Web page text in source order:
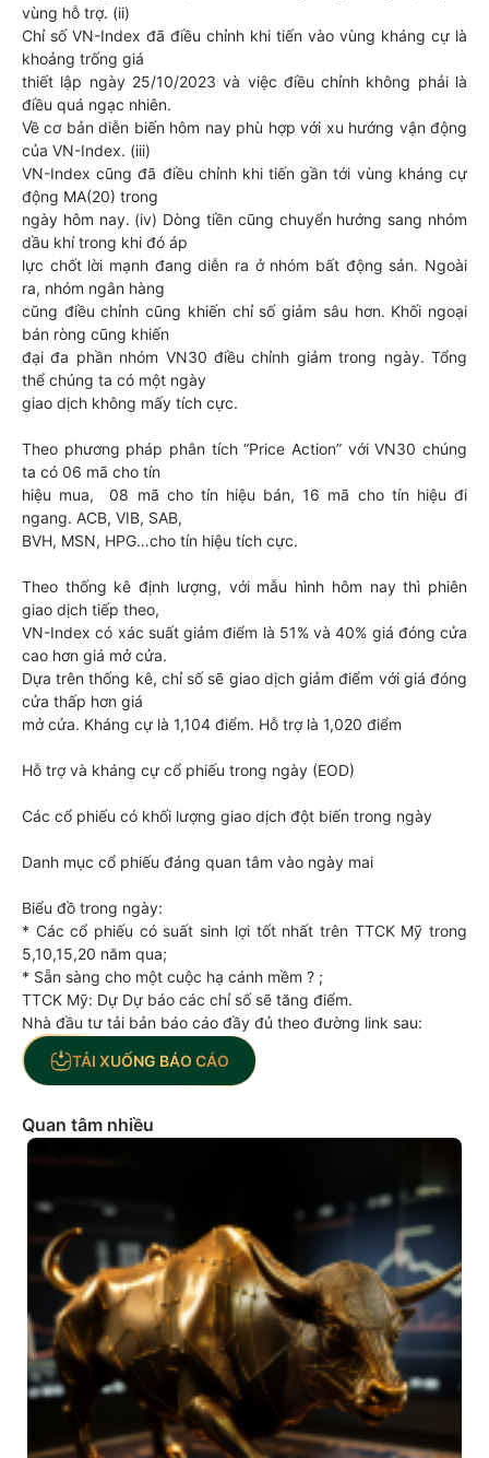
vùng hỗ trợ. (ii)
Chỉ số VN-Index đã điều chỉnh khi tiến vào vùng kháng cự là
khoảng trống giá
thiết lập ngày 25/10/2023 và việc điều chỉnh không phải là
điều quá ngạc nhiên.
Về cơ bản diễn biến hôm nay phù hợp với xu hướng vận động
của VN-Index. (iii)
VN-Index cũng đã điều chỉnh khi tiến gần tới vùng kháng cự
động MA(20) trong
ngày hôm nay. (iv) Dòng tiền cũng chuyển hướng sang nhóm
dầu khí trong khi đó áp
lực chốt lời mạnh đang diễn ra ở nhóm bất động sản. Ngoài
ra, nhóm ngân hàng
cũng điều chỉnh cũng khiến chỉ số giảm sâu hơn. Khối ngoại
bán ròng cũng khiến
đại đa phần nhóm VN30 điều chỉnh giảm trong ngày. Tổng
thể chúng ta có một ngày
giao dịch không mấy tích cực.
Theo phương pháp phân tích “Price Action” với VN30 chúng
ta có 06 mã cho tín
hiệu mua, 08 mã cho tín hiệu bán, 16 mã cho tín hiệu đi
ngang. ACB, VIB, SAB,
BVH, MSN, HPG…cho tín hiệu tích cực.
Theo thống kê định lượng, với mẫu hình hôm nay thì phiên
giao dịch tiếp theo,
VN-Index có xác suất giảm điểm là 51% và 40% giá đóng cửa
cao hơn giá mở cửa.
Dựa trên thống kê, chỉ số sẽ giao dịch giảm điểm với giá đóng
cửa thấp hơn giá
mở cửa. Kháng cự là 1,104 điểm. Hỗ trợ là 1,020 điểm
Hỗ trợ và kháng cự cổ phiếu trong ngày (EOD)
Các cổ phiếu có khối lượng giao dịch đột biến trong ngày
Danh mục cổ phiếu đáng quan tâm vào ngày mai
Biểu đồ trong ngày:
* Các cổ phiếu có suất sinh lợi tốt nhất trên TTCK Mỹ trong
5,10,15,20 năm qua;
* Sẵn sàng cho một cuộc hạ cánh mềm ? ;
TTCK Mỹ: Dự Dự báo các chỉ số sẽ tăng điểm.
Nhà đầu tư tải bản báo cáo đầy đủ theo đường link sau:
TẢI XUỐNG BÁO CÁO
Quan tâm nhiều